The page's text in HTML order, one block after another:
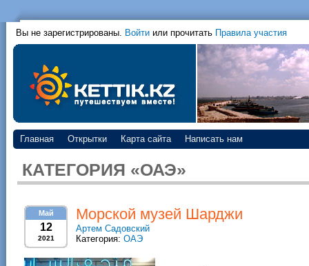
Вы не зарегистрированы. Войти или прочитать Правила участия
Главная Открытки Карта сайта Написать нам
КАТЕГОРИЯ «ОАЭ»
Май
12
2021
Морской музей Шарджи
Артем Садовский
Категория: ОАЭ